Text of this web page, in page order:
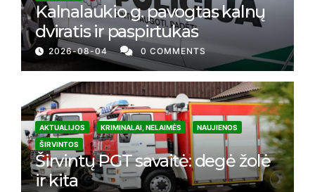
Kalnalaukio g. pavogtas kalnų
dviratis ir paspirtukas
2026-08-04 0 COMMENTS
AKTUALIJOS KRIMINALAI, NELAIMĖS
NAUJIENOS
ŠIRVINTOS
Širvintų PGT savaitė: degė žolė
ir kita